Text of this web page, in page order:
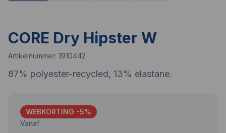
CORE Dry Hipster W
Artikelnummer: 1910442
87% polyester-recycled, 13% elastane.
WEBKORTING -5%
Vanaf